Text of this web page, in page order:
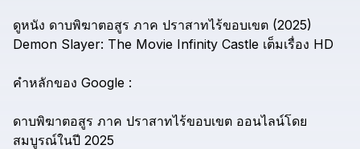
ดูหนัง ดาบพิฆาตอสูร ภาค ปราสาทไร้ขอบเขต (2025)
Demon Slayer: The Movie Infinity Castle เต็มเรื่อง HD
คำหลักของ Google :
ดาบพิฆาตอสูร ภาค ปราสาทไร้ขอบเขต ออนไลน์โดย
สมบูรณ์ในปี 2025